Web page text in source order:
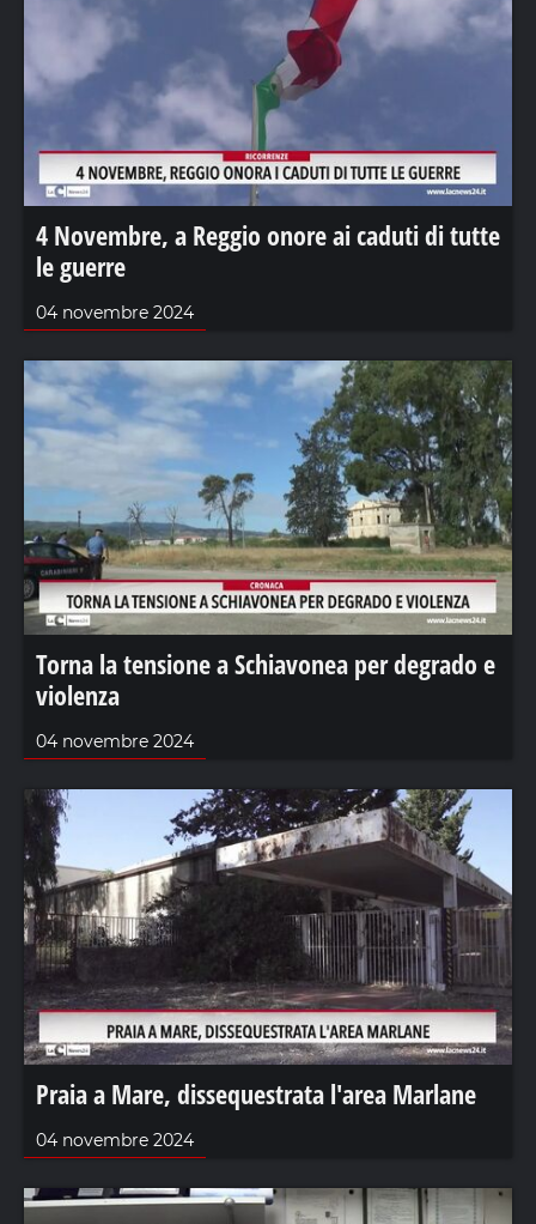
4 Novembre, a Reggio onore ai caduti di tutte
le guerre
04 novembre 2024
Torna la tensione a Schiavonea per degrado e
violenza
04 novembre 2024
Praia a Mare, dissequestrata l'area Marlane
04 novembre 2024